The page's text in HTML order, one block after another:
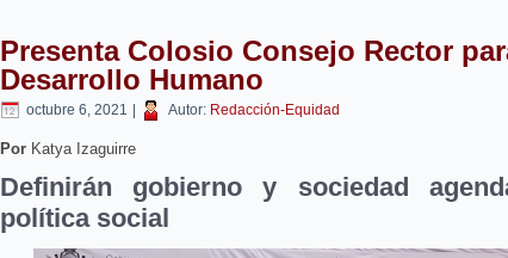
Presenta Colosio Consejo Rector
Desarrollo Humano
octubre 6, 2021 Autor: Redacción-Equidad
Por Katya Izaguirre
Definirán gobierno y sociedad
política social